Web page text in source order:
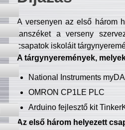
A versenyen az első három
tanszéket a verseny
csapatok iskoláit
A tárgynyeremények,
National Instruments
OMRON CP1LE PLC
Arduino fejlesztő kit
Az első három helyezett